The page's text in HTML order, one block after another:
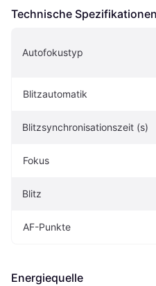
Technische Spezifikationen
Autofokustyp
Blitzautomatik
Blitzsynchronisationszeit (s)
Fokus
Blitz
AF-Punkte
Energiequelle